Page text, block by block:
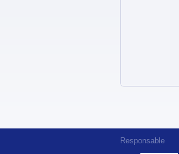
Responsable